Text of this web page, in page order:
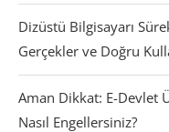
Dizüstü Bilgisayarı
Gerçekler ve Doğru
Aman Dikkat: E-Devlet
Nasıl Engellersiniz?